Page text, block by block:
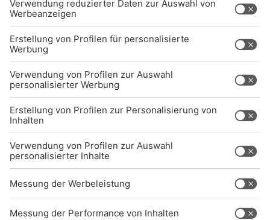
Kontakt
Jobs
Sendeempfang
Über uns
BARRIEREFREIHEIT: WIR ARBEITEN DERZEIT
AKTIV DARAN, UNSERE WEBSITE
BARRIEREFREI ZU GESTALTEN - GEMÄSS D
EN ANFORDERUNGEN DES B
ARRIEREFREIHEITSSTÄRKUNGSGESETZES. W
ENN SIE AUF BARRIEREN STOSSEN ODER UN
NTAKTIEREN SIE UNS GERNE.